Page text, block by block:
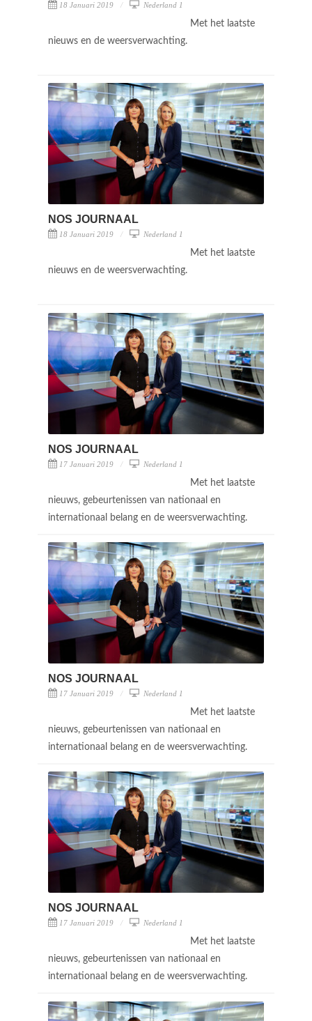
18 Januari 2019 Nederland 1
Met het laatste
nieuws en de weersverwachting.
NOS JOURNAAL
18 Januari 2019 Nederland 1
Met het laatste
nieuws en de weersverwachting.
NOS JOURNAAL
17 Januari 2019 Nederland 1
Met het laatste
nieuws, gebeurtenissen van nationaal en
internationaal belang en de weersverwachting.
NOS JOURNAAL
17 Januari 2019 Nederland 1
Met het laatste
nieuws, gebeurtenissen van nationaal en
internationaal belang en de weersverwachting.
NOS JOURNAAL
17 Januari 2019 Nederland 1
Met het laatste
nieuws, gebeurtenissen van nationaal en
internationaal belang en de weersverwachting.